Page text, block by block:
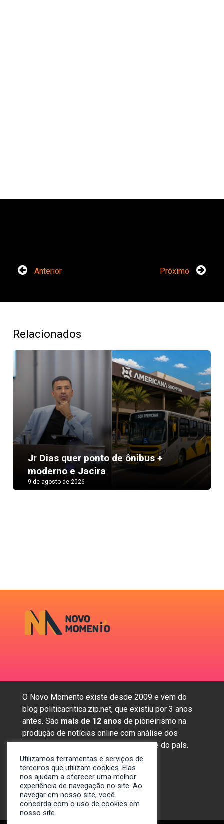
Anterior Próximo
Relacionados
Jr Dias quer ponto de ônibus +
moderno e Jacira
9 de agosto de 2026
Next
O Novo Momento existe desde 2009 e vem do
blog politicacritica.zip.net, que existiu por 3 anos
antes. São mais de 12 anos de pioneirismo na
produção de notícias online com análise dos
assuntos mais importantes da região e do país.
Sobre nós
Anunciar
Contato
Utilizamos ferramentas e serviços de
terceiros que utilizam cookies. Elas
nos ajudam a oferecer uma melhor
experiência de navegação no site. Ao
navegar em nosso site, você
concorda com o uso de cookies em
nosso site.